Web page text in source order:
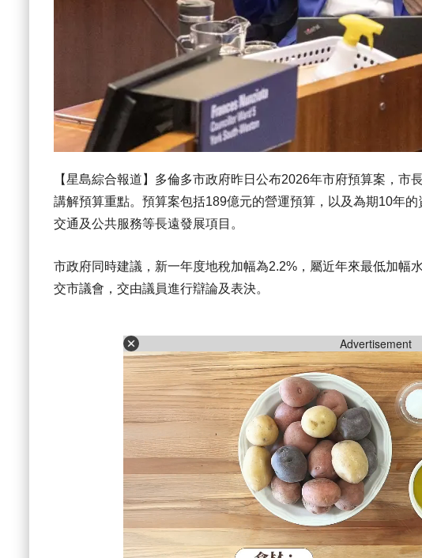
【星島綜合報道】多倫多市政府昨日公布2026年市府預算案，
講解預算重點。預算案包括189億元的營運預算，以及為期10年
交通及公共服務等長遠發展項目。
市政府同時建議，新一年度地稅加幅為2.2%，屬近年來最低加幅
交市議會，交由議員進行辯論及表決。
Advertisement